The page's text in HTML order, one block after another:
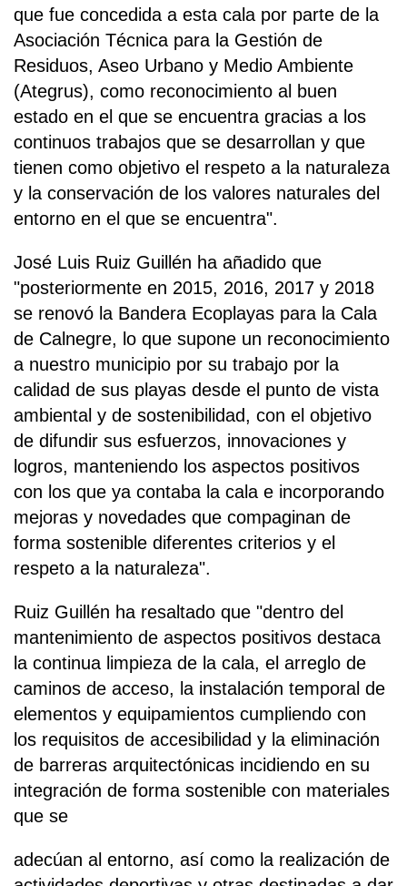
que fue concedida a esta cala por parte de la
Asociación Técnica para la Gestión de
Residuos, Aseo Urbano y Medio Ambiente
(Ategrus), como reconocimiento al buen
estado en el que se encuentra gracias a los
continuos trabajos que se desarrollan y que
tienen como objetivo el respeto a la naturaleza
y la conservación de los valores naturales del
entorno en el que se encuentra".
José Luis Ruiz Guillén ha añadido que
"posteriormente en 2015, 2016, 2017 y 2018
se renovó la Bandera Ecoplayas para la Cala
de Calnegre, lo que supone un reconocimiento
a nuestro municipio por su trabajo por la
calidad de sus playas desde el punto de vista
ambiental y de sostenibilidad, con el objetivo
de difundir sus esfuerzos, innovaciones y
logros, manteniendo los aspectos positivos
con los que ya contaba la cala e incorporando
mejoras y novedades que compaginan de
forma sostenible diferentes criterios y el
respeto a la naturaleza".
Ruiz Guillén ha resaltado que "dentro del
mantenimiento de aspectos positivos destaca
la continua limpieza de la cala, el arreglo de
caminos de acceso, la instalación temporal de
elementos y equipamientos cumpliendo con
los requisitos de accesibilidad y la eliminación
de barreras arquitectónicas incidiendo en su
integración de forma sostenible con materiales
que se
adecúan al entorno, así como la realización de